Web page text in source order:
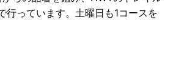
行っています。土曜日も1コースを